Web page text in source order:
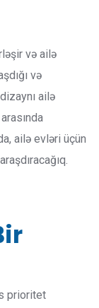
və ailə
və
ailə
ailə evləri üçün
prioritet